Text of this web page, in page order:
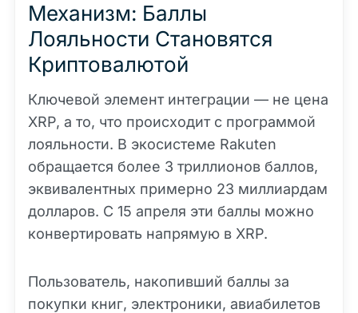
Механизм: Баллы
Лояльности Становятся
Криптовалютой
Ключевой элемент интеграции — не цена
XRP, а то, что происходит с программой
лояльности. В экосистеме Rakuten
обращается более 3 триллионов баллов,
эквивалентных примерно 23 миллиардам
долларов. С 15 апреля эти баллы можно
конвертировать напрямую в XRP.
Пользователь, накопивший баллы за
покупки книг, электроники, авиабилетов